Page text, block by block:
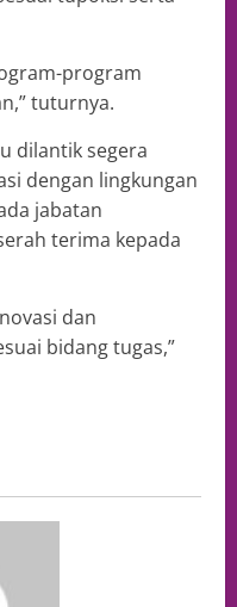
program
tuturnya.
dilantik segera
dengan lingkungan
jabatan
terima kepada
dan
bidang tugas,”